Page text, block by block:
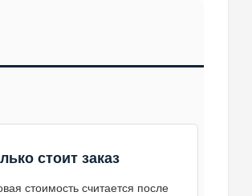
стоит заказ
стоимость считается после